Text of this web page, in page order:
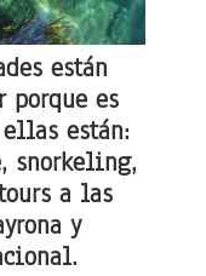
están
porque es
están:
snorkeling,
a las
y